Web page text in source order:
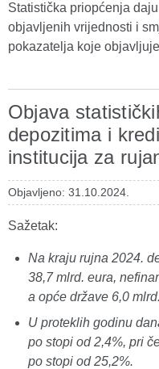
Statistička priopćenja
objavljenih vrijednosti i
pokazatelja koje
Objava
depozitima i
institucija za
Objavljeno: 31.10.2024.
Sažetak:
Na kraju rujna 2024.
38,7 mlrd. eura,
a opće države 6,0
U proteklih godinu
po stopi od 2,4%, pri
po stopi od 25,2%.